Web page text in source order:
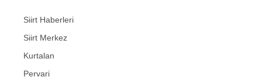
Siirt Haberleri
Siirt Merkez
Kurtalan
Pervari